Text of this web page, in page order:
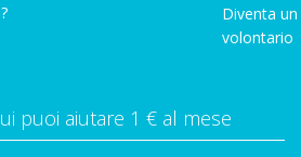
Diventa un
volontario
puoi aiutare 1 € al mese